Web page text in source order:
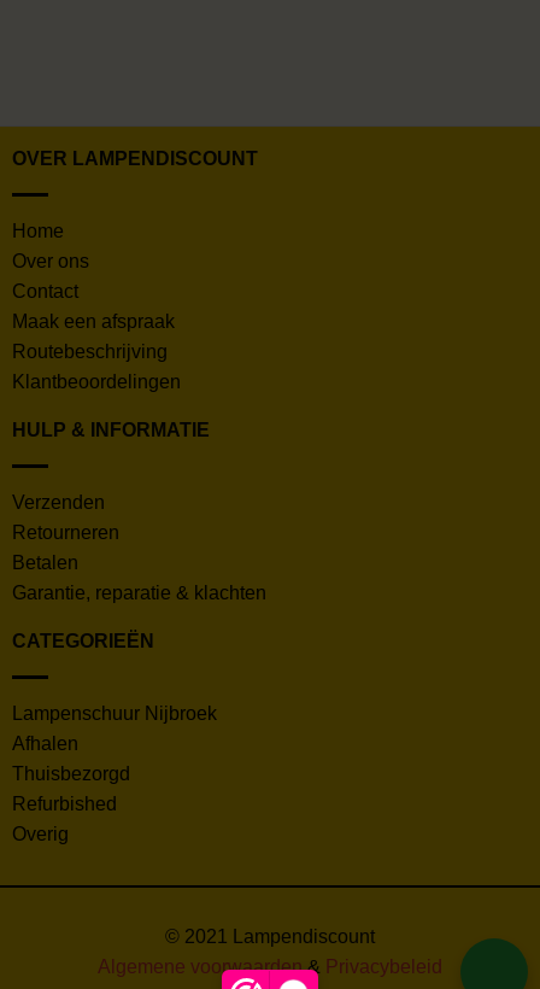
OVER LAMPENDISCOUNT
Home
Over ons
Contact
Maak een afspraak
Routebeschrijving
Klantbeoordelingen
HULP & INFORMATIE
Verzenden
Retourneren
Betalen
Garantie, reparatie & klachten
CATEGORIEËN
Lampenschuur Nijbroek
Afhalen
Thuisbezorgd
Refurbished
Overig
© 2021 Lampendiscount
Algemene voorwaarden& Privacybeleid